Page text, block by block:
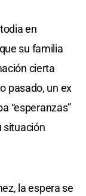
en
su familia
cierta
pasado, un ex
“esperanzas”
situación
la espera se